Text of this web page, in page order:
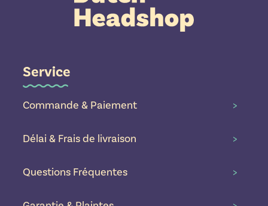
Service
Commande & Paiement >
Délai & Frais de livraison >
Questions Fréquentes >